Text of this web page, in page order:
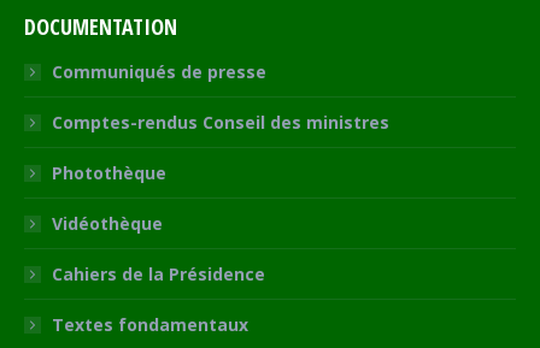
DOCUMENTATION
Communiqués de presse
Comptes-rendus Conseil des ministres
Photothèque
Vidéothèque
Cahiers de la Présidence
Textes fondamentaux